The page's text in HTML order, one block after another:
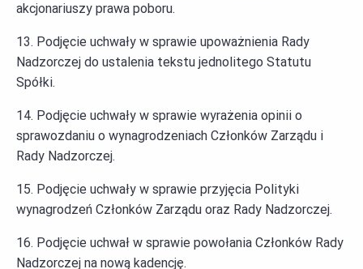
akcjonariuszy prawa poboru.
13. Podjęcie uchwały w sprawie upoważnienia Rady
Nadzorczej do ustalenia tekstu jednolitego Statutu
Spółki.
14. Podjęcie uchwały w sprawie wyrażenia opinii o
sprawozdaniu o wynagrodzeniach Członków Zarządu i
Rady Nadzorczej.
15. Podjęcie uchwały w sprawie przyjęcia Polityki
wynagrodzeń Członków Zarządu oraz Rady Nadzorczej.
16. Podjęcie uchwał w sprawie powołania Członków Rady
Nadzorczej na nową kadencję.